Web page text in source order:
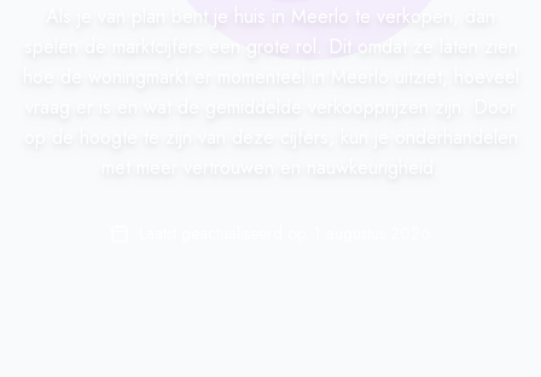
Als je van plan bent je huis in Meerlo te verkopen, dan
spelen de marktcijfers een grote rol. Dit omdat ze laten zien